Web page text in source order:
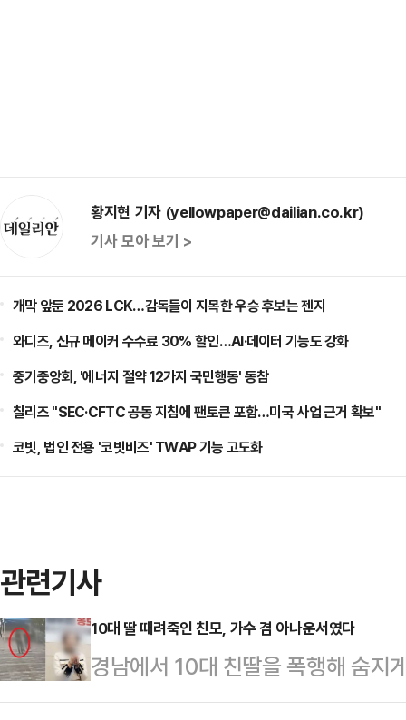
황지현 기자 (yellowpaper@dailian.co.kr)
기사 모아 보기 >
개막 앞둔 2026 LCK…감독들이 지목한 우승 후보는 젠지
와디즈, 신규 메이커 수수료 30% 할인…AI·데이터 기능도 강화
중기중앙회, '에너지 절약 12가지 국민행동' 동참
칠리즈 "SEC·CFTC 공동 지침에 팬토큰 포함…미국 사업 근거 확보"
코빗, 법인 전용 '코빗비즈' TWAP 기능 고도화
관련기사
10대 딸 때려죽인 친모, 가수 겸 아나운서였다
경남에서 10대 친딸을 폭행해 숨지
온몸에는 멍과 상처가 남아 있었지